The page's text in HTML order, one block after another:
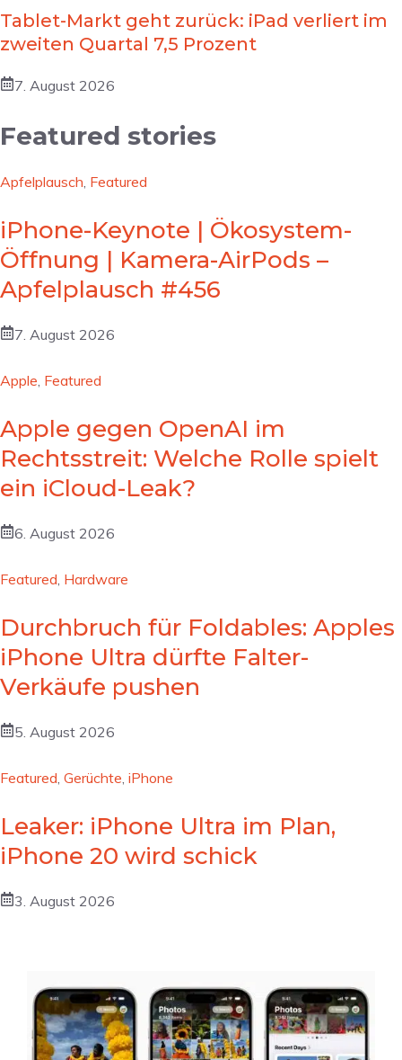
Tablet-Markt geht zurück: iPad verliert im
zweiten Quartal 7,5 Prozent
7. August 2026
Featured stories
Apfelplausch, Featured
iPhone-Keynote | Ökosystem-
Öffnung | Kamera-AirPods –
Apfelplausch #456
7. August 2026
Apple, Featured
Apple gegen OpenAI im
Rechtsstreit: Welche Rolle spielt
ein iCloud-Leak?
6. August 2026
Featured, Hardware
Durchbruch für Foldables: Apples
iPhone Ultra dürfte Falter-
Verkäufe pushen
5. August 2026
Featured, Gerüchte, iPhone
Leaker: iPhone Ultra im Plan,
iPhone 20 wird schick
3. August 2026